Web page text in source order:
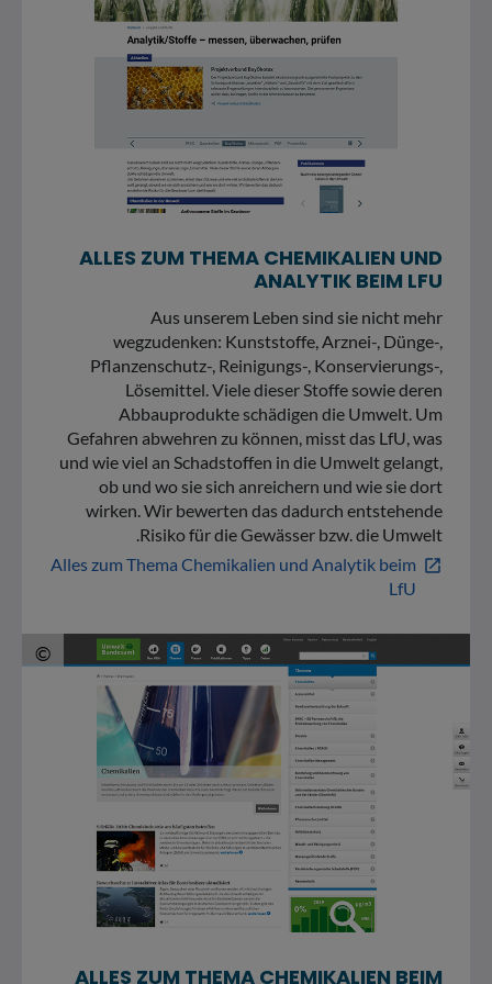
ALLES ZUM THEMA CHEMIKALIEN UND
ANALYTIK BEIM LFU
Aus unserem Leben sind sie nicht mehr
wegzudenken: Kunststoffe, Arznei-, Dünge-,
Pflanzenschutz-, Reinigungs-, Konservierungs-,
Lösemittel. Viele dieser Stoffe sowie deren
Abbauprodukte schädigen die Umwelt. Um
Gefahren abwehren zu können, misst das LfU, was
und wie viel an Schadstoffen in die Umwelt gelangt,
ob und wo sie sich anreichern und wie sie dort
wirken. Wir bewerten das dadurch entstehende
Risiko für die Gewässer bzw. die Umwelt.
open_in_new
Alles zum Thema Chemikalien und Analytik beim
LfU
©
ALLES ZUM THEMA CHEMIKALIEN BEIM